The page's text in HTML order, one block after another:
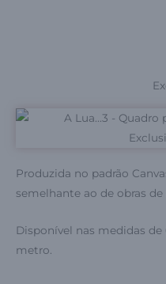
Produzida no padrão
semelhante ao de obras
Disponível nas medidas de
metro.